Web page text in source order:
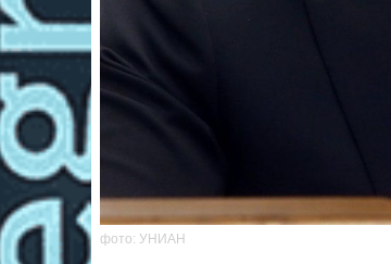
фото: УНИАН